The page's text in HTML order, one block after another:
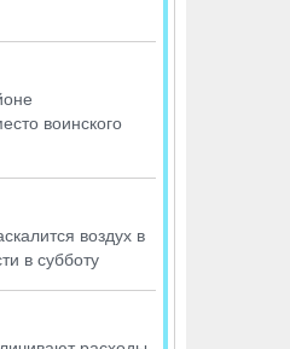
воинского
воздух в
в субботу